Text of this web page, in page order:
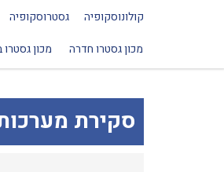
קולונוסקופיה גסטרוסקופיה
מכון גסטרו חדרה מכון גסטרו
סקירת